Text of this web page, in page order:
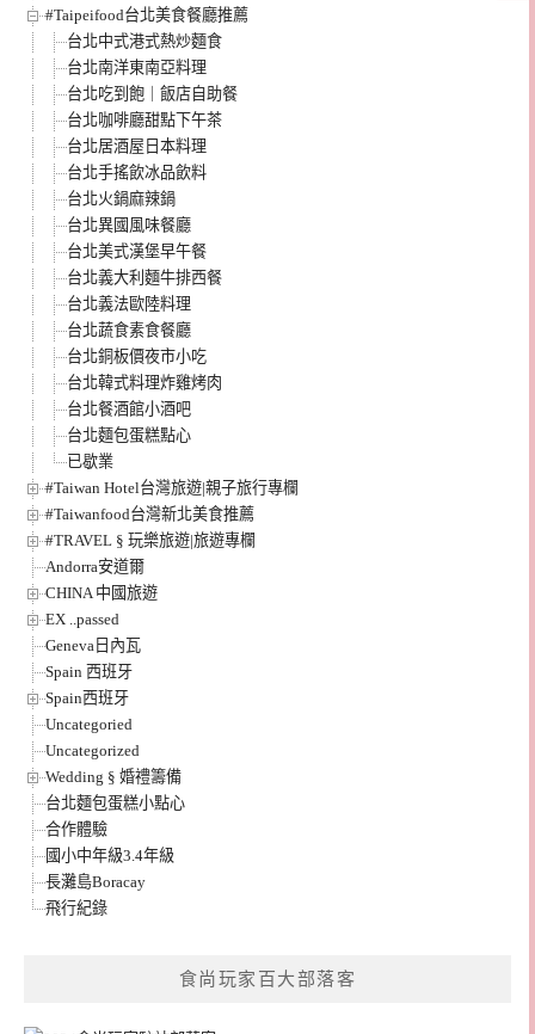
#Taipeifood台北美食餐廳推薦
台北中式港式熱炒麵食
台北南洋東南亞料理
台北吃到飽｜飯店自助餐
台北咖啡廳甜點下午茶
台北居酒屋日本料理
台北手搖飲冰品飲料
台北火鍋麻辣鍋
台北異國風味餐廳
台北美式漢堡早午餐
台北義大利麵牛排西餐
台北義法歐陸料理
台北蔬食素食餐廳
台北銅板價夜市小吃
台北韓式料理炸雞烤肉
台北餐酒館小酒吧
台北麵包蛋糕點心
已歇業
#Taiwan Hotel台灣旅遊|親子旅行專欄
#Taiwanfood台灣新北美食推薦
#TRAVEL § 玩樂旅遊|旅遊專欄
Andorra安道爾
CHINA 中國旅遊
EX ..passed
Geneva日內瓦
Spain 西班牙
Spain西班牙
Uncategoried
Uncategorized
Wedding § 婚禮籌備
台北麵包蛋糕小點心
合作體驗
國小中年級3.4年級
長灘島Boracay
飛行紀錄
食尚玩家百大部落客